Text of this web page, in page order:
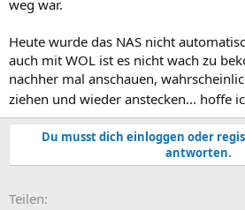
weg war.
Heute wurde das NAS nicht
auch mit WOL ist es nicht wach zu
nachher mal anschauen,
ziehen und wieder anstecken... hoffe
Du musst dich einloggen oder
antworten.
Teilen: